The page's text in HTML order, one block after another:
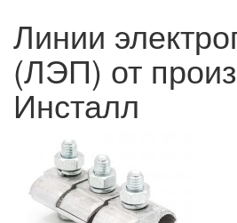
Линии
(ЛЭП) от
Инсталл